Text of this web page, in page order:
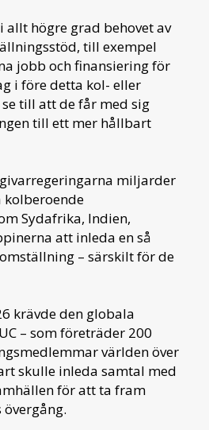
allt högre grad behovet av
till exempel
jobb och finansiering för
i före detta kol- eller
till att de får med sig
till ett mer hållbart
givarregeringarna miljarder
Sydafrika, Indien,
att inleda en så
– särskilt för de
krävde den globala
– som företräder 200
världen över
skulle inleda samtal med
för att ta fram